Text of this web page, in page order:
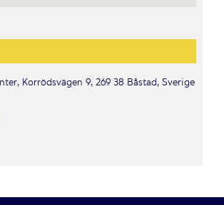
Korrödsvägen 9, 269 38 Båstad, Sverige